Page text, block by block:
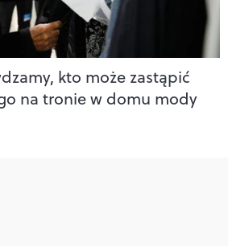
kto może zastąpić
na tronie w domu mody